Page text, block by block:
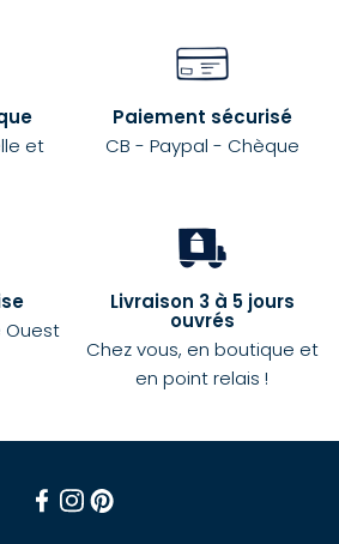
et
Paiement sécurisé
CB - Paypal - Chèque
Ouest
Livraison 3 à 5 jours
ouvrés
Chez vous, en boutique et
en point relais !